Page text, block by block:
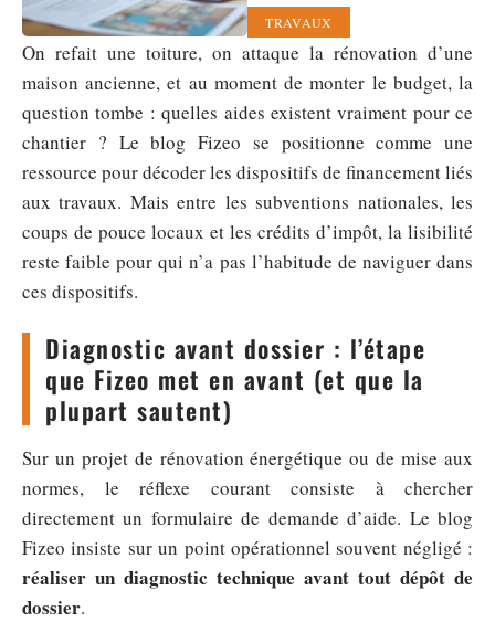
TRAVAUX
On refait une toiture, on attaque la rénovation d’une
maison ancienne, et au moment de monter le budget, la
question tombe : quelles aides existent vraiment pour ce
chantier ? Le blog Fizeo se positionne comme une
ressource pour décoder les dispositifs de financement liés
aux travaux. Mais entre les subventions nationales, les
coups de pouce locaux et les crédits d’impôt, la lisibilité
reste faible pour qui n’a pas l’habitude de naviguer dans
ces dispositifs.
Diagnostic avant dossier : l’étape
que Fizeo met en avant (et que la
plupart sautent)
Sur un projet de rénovation énergétique ou de mise aux
normes, le réflexe courant consiste à chercher
directement un formulaire de demande d’aide. Le blog
Fizeo insiste sur un point opérationnel souvent négligé :
réaliser un diagnostic technique avant tout dépôt de
dossier.